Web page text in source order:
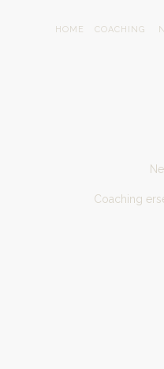
HOME COACHING
Coaching